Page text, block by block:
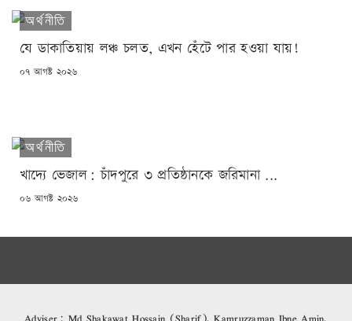
অর্থনীতি
যে ডাকাতিয়ায় লঞ্চ চলত, এখন হেঁটে পার হওয়া যায়!
POSTED
০৭ আগষ্ট ২০২৬
অর্থনীতি
খাদ্যে ভেজাল: চাঁদপুরে ৩ প্রতিষ্ঠানকে জরিমানা ...
POSTED
০৬ আগষ্ট ২০২৬